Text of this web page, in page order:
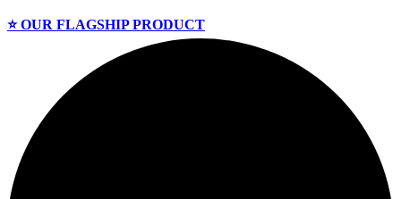
⭐️ OUR FLAGSHIP PRODUCT